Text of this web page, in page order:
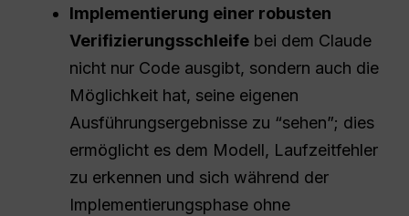
Implementierung einer robusten
Verifizierungsschleife bei dem Claude
nicht nur Code ausgibt, sondern auch die
Möglichkeit hat, seine eigenen
Ausführungsergebnisse zu “sehen”; dies
ermöglicht es dem Modell, Laufzeitfehler
zu erkennen und sich während der
Implementierungsphase ohne